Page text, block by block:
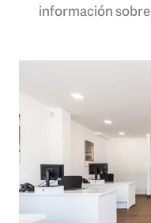
información